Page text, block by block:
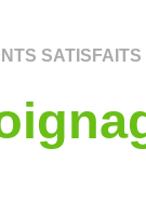
SATISFAITS